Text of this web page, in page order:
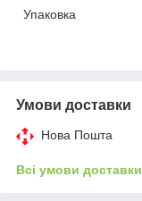
Упаковка
Умови доставки
Нова Пошта
Всі умови доставки